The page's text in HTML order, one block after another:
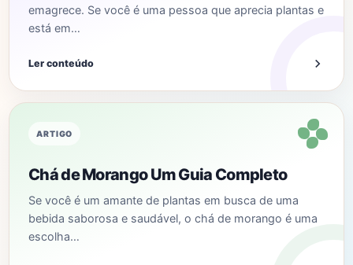
emagrece. Se você é uma pessoa que aprecia plantas e
está em…
Ler conteúdo
ARTIGO
Chá de Morango Um Guia Completo
Se você é um amante de plantas em busca de uma
bebida saborosa e saudável, o chá de morango é uma
escolha…